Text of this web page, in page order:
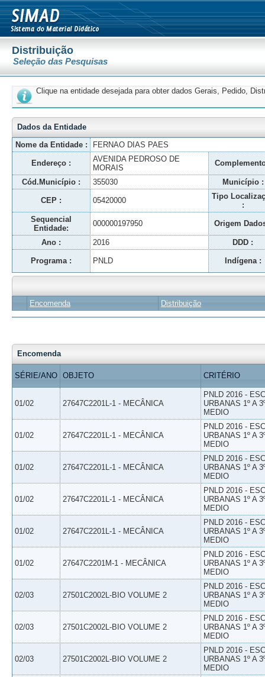
Distribuição
Seleção das Pesquisas
Clique na entidade desejada para obter dados Gerais, Pedido,
Dados da Entidade
Nome da Entidade :
FERNAO DIAS PAES
Endereço :
AVENIDA PEDROSO DE
MORAIS
Cód.Município : 355030 Município :
CEP : 05420000
Tipo
:
Sequencial
Entidade:
000000197950 Origem
Ano : 2016 DDD :
Programa : PNLD Indígena :
Encomenda Distribuição
Encomenda
SÉRIE/ANO OBJETO CRITÉRIO
01/02 27647C2201L-1 - MECÂNICA
PNLD 2016 -
URBANAS 1º A
MEDIO
01/02 27647C2201L-1 - MECÂNICA
PNLD 2016 -
URBANAS 1º A
MEDIO
01/02 27647C2201L-1 - MECÂNICA
PNLD 2016 -
URBANAS 1º A
MEDIO
01/02 27647C2201L-1 - MECÂNICA
PNLD 2016 -
URBANAS 1º A
MEDIO
01/02 27647C2201L-1 - MECÂNICA
PNLD 2016 -
URBANAS 1º A
MEDIO
01/02 27647C2201M-1 - MECÂNICA
PNLD 2016 -
URBANAS 1º A
MEDIO
02/03 27501C2002L-BIO VOLUME 2
PNLD 2016 -
URBANAS 1º A
MEDIO
02/03 27501C2002L-BIO VOLUME 2
PNLD 2016 -
URBANAS 1º A
MEDIO
02/03 27501C2002L-BIO VOLUME 2
PNLD 2016 -
URBANAS 1º A
MEDIO